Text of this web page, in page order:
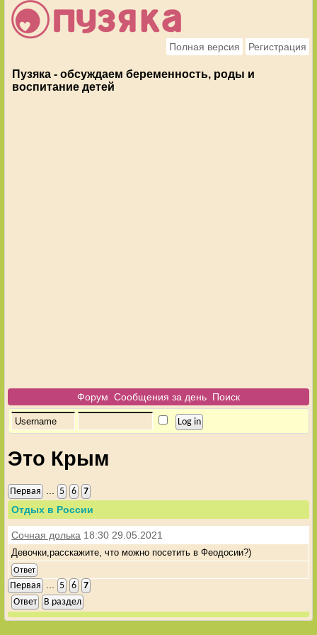
Полная версия Регистрация
Пузяка - обсуждаем беременность, роды и
воспитание детей
Форум Сообщения за день Поиск
Это Крым
Первая 5 6 7
Отдых в России
Сочная долька 18:30 29.05.2021
Девочки,расскажите, что можно посетить в Феодосии?)
Ответ
Первая 5 6
7
Ответ
В раздел